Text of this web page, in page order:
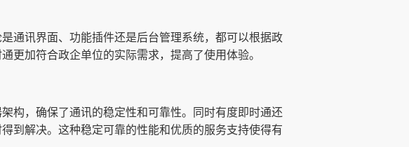
通讯界面、功能插件还是后台管理系统，都可以根据政
更加符合政企单位的实际需求，提高了使用体验。
构，确保了通讯的稳定性和可靠性。同时有度即时通还
到解决。这种稳定可靠的性能和优质的服务支持使得有